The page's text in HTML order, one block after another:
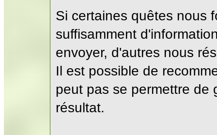
Si certaines quêtes nous
suffisamment
envoyer, d'autres nous
Il est possible de
peut pas se permettre de
résultat.